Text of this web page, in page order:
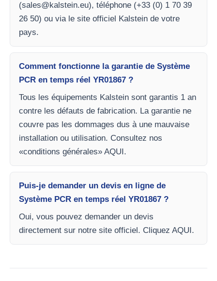
(sales@kalstein.eu), téléphone (+33 (0) 1 70 39
26 50) ou via le site officiel Kalstein de votre
pays.
Comment fonctionne la garantie de Système
PCR en temps réel YR01867 ?
Tous les équipements Kalstein sont garantis 1 an
contre les défauts de fabrication. La garantie ne
couvre pas les dommages dus à une mauvaise
installation ou utilisation. Consultez nos
«conditions générales» AQUI.
Puis-je demander un devis en ligne de
Système PCR en temps réel YR01867 ?
Oui, vous pouvez demander un devis
directement sur notre site officiel. Cliquez AQUI.